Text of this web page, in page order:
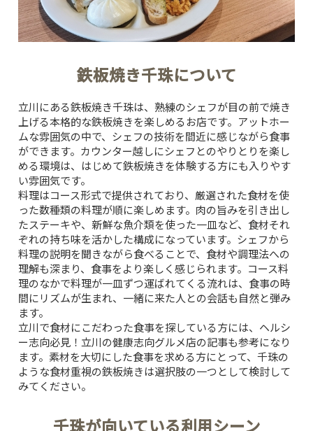
鉄板焼き千珠について
立川にある鉄板焼き千珠は、熟練のシェフが目の前で焼き
上げる本格的な鉄板焼きを楽しめるお店です。アットホー
ムな雰囲気の中で、シェフの技術を間近に感じながら食事
ができます。カウンター越しにシェフとのやりとりを楽し
める環境は、はじめて鉄板焼きを体験する方にも入りやす
い雰囲気です。
料理はコース形式で提供されており、厳選された食材を使
った数種類の料理が順に楽しめます。肉の旨みを引き出し
たステーキや、新鮮な魚介類を使った一皿など、食材それ
ぞれの持ち味を活かした構成になっています。シェフから
料理の説明を聞きながら食べることで、食材や調理法への
理解も深まり、食事をより楽しく感じられます。コース料
理のなかで料理が一皿ずつ運ばれてくる流れは、食事の時
間にリズムが生まれ、一緒に来た人との会話も自然と弾み
ます。
立川で食材にこだわった食事を探している方には、 ヘルシ
ー志向必見！立川の健康志向グルメ店の記事も参考になり
ます。素材を大切にした食事を求める方にとって、千珠の
ような食材重視の鉄板焼きは選択肢の一つとして検討して
みてください。
千珠が向いている利用シーン